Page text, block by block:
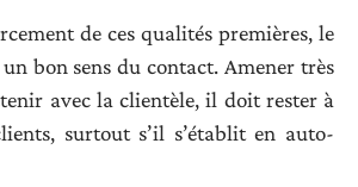
de ces qualités premières, le
bon sens du contact. Amener très
avec la clientèle, il doit rester à
surtout s’il s’établit en auto-